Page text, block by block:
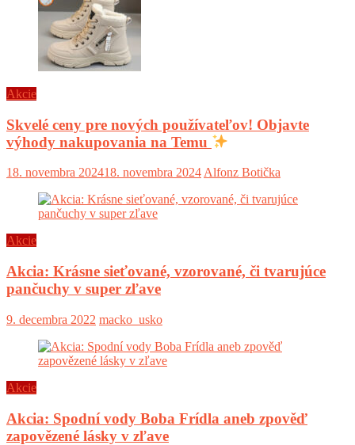
Akcie
Skvelé ceny pre nových používateľov! Objavte
výhody nakupovania na Temu
18. novembra 202418. novembra 2024 Alfonz Botička
Akcie
Akcia: Krásne sieťované, vzorované, či tvarujúce
pančuchy v super zľave
9. decembra 2022 macko_usko
Akcie
Akcia: Spodní vody Boba Frídla aneb zpověď
zapovězené lásky v zľave